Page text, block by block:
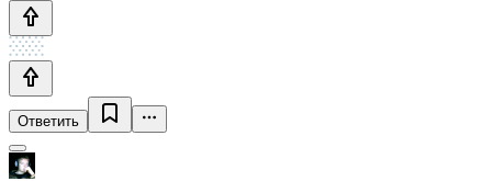
Ответить